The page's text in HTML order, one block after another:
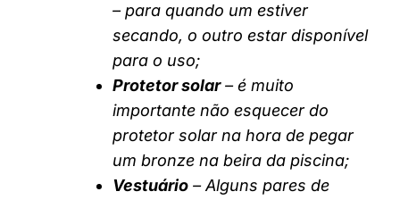
– para quando um estiver
secando, o outro estar disponível
para o uso;
Protetor solar– é muito
importante não esquecer do
protetor solar na hora de pegar
um bronze na beira da piscina;
Vestuário – Alguns pares de